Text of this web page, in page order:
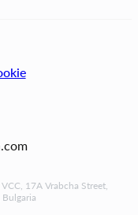
17A Vrabcha Street,